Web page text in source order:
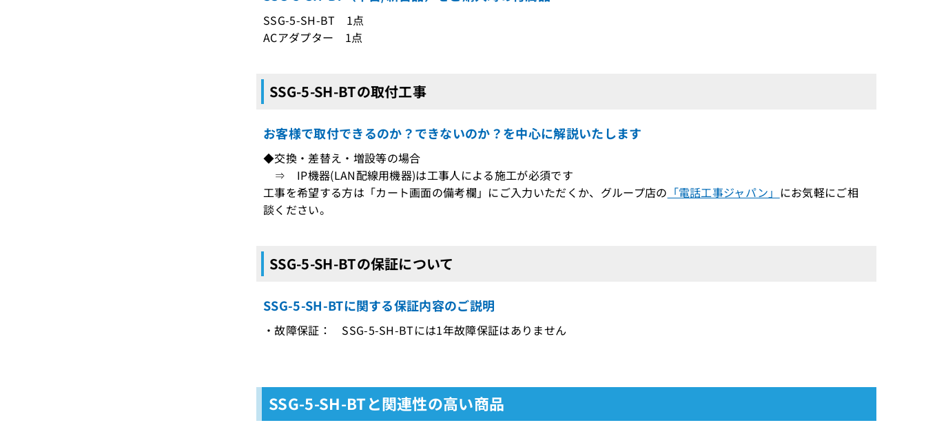
SSG-5-SH-BT 1点
ACアダプター 1点
SSG-5-SH-BTの取付工事
お客様で取付できるのか？できないのか？を中心に解説いたします
◆交換・差替え・増設等の場合
⇒ IP機器(LAN配線用機器)は工事人による施工が必須です
工事を希望する方は「カート画面の備考欄」にご入力いただくか、グループ店の 「電話工事ジャパン」 にお気軽にご相
談ください。
SSG-5-SH-BTの保証について
SSG-5-SH-BTに関する保証内容のご説明
・故障保証： SSG-5-SH-BTには1年故障保証はありません
SSG-5-SH-BTと関連性の高い商品